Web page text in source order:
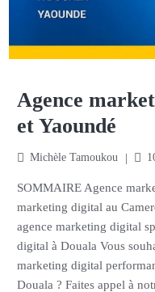
Agence
et Yaoundé
Michèle Tamoukou
SOMMAIRE Agence
marketing digital au
agence marketing digital
digital à Douala Vous
marketing digital
Douala ? Faites appel à